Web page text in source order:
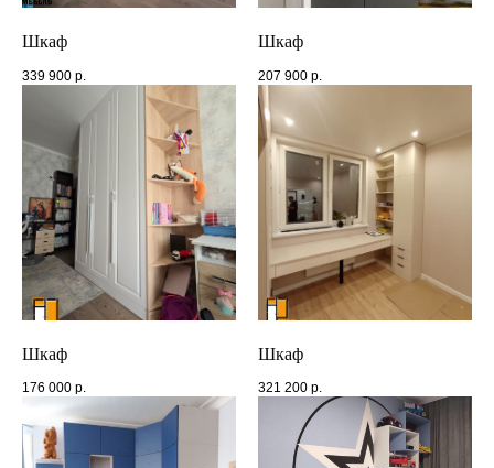
Шкаф
339 900 р.
Шкаф
207 900 р.
Шкаф
176 000 р.
Шкаф
321 200 р.